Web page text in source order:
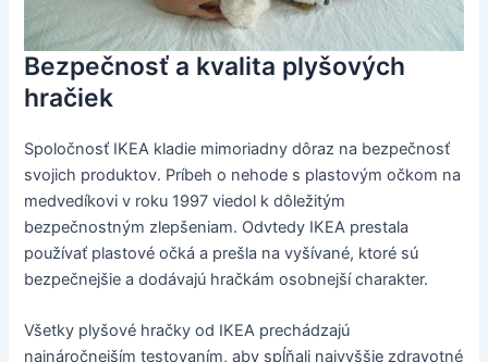
Bezpečnosť a kvalita plyšových
hračiek
Spoločnosť IKEA kladie mimoriadny dôraz na bezpečnosť
svojich produktov. Príbeh o nehode s plastovým očkom na
medvedíkovi v roku 1997 viedol k dôležitým
bezpečnostným zlepšeniam. Odvtedy IKEA prestala
používať plastové očká a prešla na vyšívané, ktoré sú
bezpečnejšie a dodávajú hračkám osobnejší charakter.
Všetky plyšové hračky od IKEA prechádzajú
najnáročnejším testovaním, aby spĺňali najvyššie zdravotné